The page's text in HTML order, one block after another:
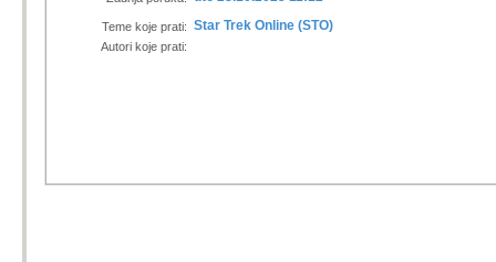
Teme koje prati: Star Trek Online (STO)
Autori koje prati: